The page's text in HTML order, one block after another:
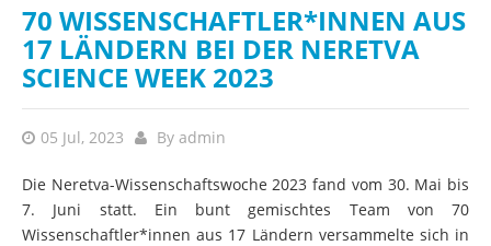
70 WISSENSCHAFTLER*INNEN AUS
17 LÄNDERN BEI DER NERETVA
SCIENCE WEEK 2023
05 Jul, 2023 By admin
Die Neretva-Wissenschaftswoche 2023 fand vom 30. Mai bis
7. Juni statt. Ein bunt gemischtes Team von 70
Wissenschaftler*innen aus 17 Ländern versammelte sich in